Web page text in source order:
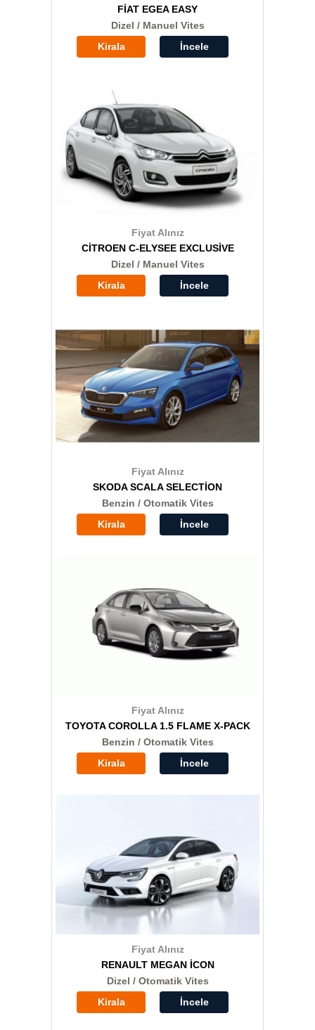
FİAT EGEA EASY
Dizel / Manuel Vites
Kirala
İncele
Fiyat Alınız
CİTROEN C-ELYSEE EXCLUSİVE
Dizel / Manuel Vites
Kirala
İncele
Fiyat Alınız
SKODA SCALA SELECTİON
Benzin / Otomatik Vites
Kirala
İncele
Fiyat Alınız
TOYOTA COROLLA 1.5 FLAME X-PACK
Benzin / Otomatik Vites
Kirala
İncele
Fiyat Alınız
RENAULT MEGAN İCON
Dizel / Otomatik Vites
Kirala
İncele